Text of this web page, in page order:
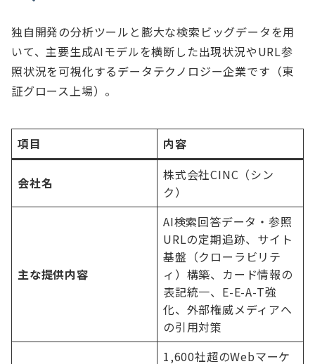
独自開発の分析ツールと膨大な検索ビッグデータを用
いて、主要生成AIモデルを横断した出現状況やURL参
照状況を可視化するデータテクノロジー企業です（東
証グロース上場）。
項目 内容
会社名
株式会社CINC（シン
ク）
主な提供内容
AI検索回答データ・参照
URLの定期追跡、サイト
基盤（クローラビリテ
ィ）構築、カード情報の
表記統一、E-E-A-T強
化、外部権威メディアへ
の引用対策
1,600社超のWebマーケ